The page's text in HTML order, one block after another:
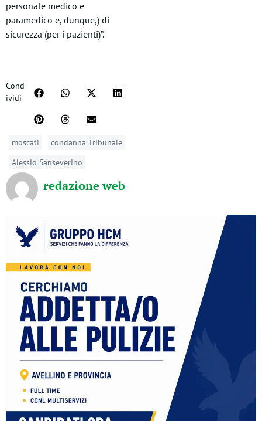
personale medico e
paramedico e, dunque,) di
sicurezza (per i pazienti)”.
Cond
ividi
moscati
condanna Tribunale
Alessio Sanseverino
redazione web